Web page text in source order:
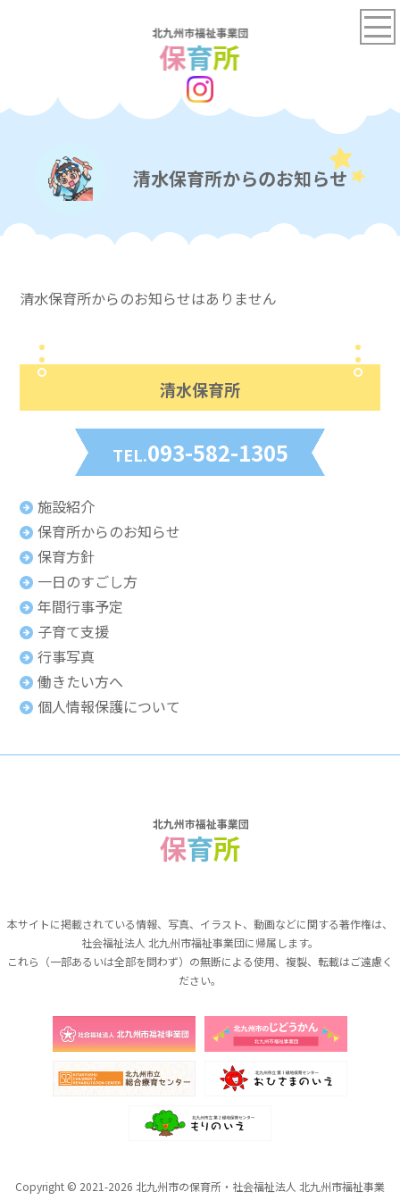
清水保育所からのお知らせ
清水保育所からのお知らせはありません
清水保育所
TEL.093-582-1305
施設紹介
保育所からのお知らせ
保育方針
一日のすごし方
年間行事予定
子育て支援
行事写真
働きたい方へ
個人情報保護について
本サイトに掲載されている情報、写真、イラスト、動画などに関する著作権は、
社会福祉法人 北九州市福祉事業団に帰属します。
これら（一部あるいは全部を問わず）の無断による使用、複製、転載はご遠慮く
ださい。
Copyright © 2021-2026 北九州市の保育所・社会福祉法人 北九州市福祉事業